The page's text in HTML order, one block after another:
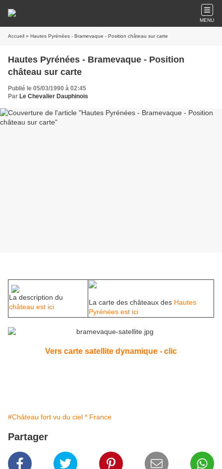
MENU
Accueil » Hautes Pyrénées - Bramevaque - Position château sur carte
Hautes Pyrénées - Bramevaque - Position
château sur carte
Publié le 05/03/1990 à 02:45
Par Le Chevalier Dauphinois
La description du
château est ici
La carte des châteaux des Hautes
Pyrénées est ici
Vers carte satellite dynamique - clic
#Château fort vu du ciel * France
Partager